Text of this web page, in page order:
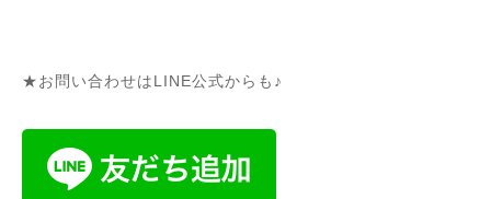
★お問い合わせはLINE公式からも♪